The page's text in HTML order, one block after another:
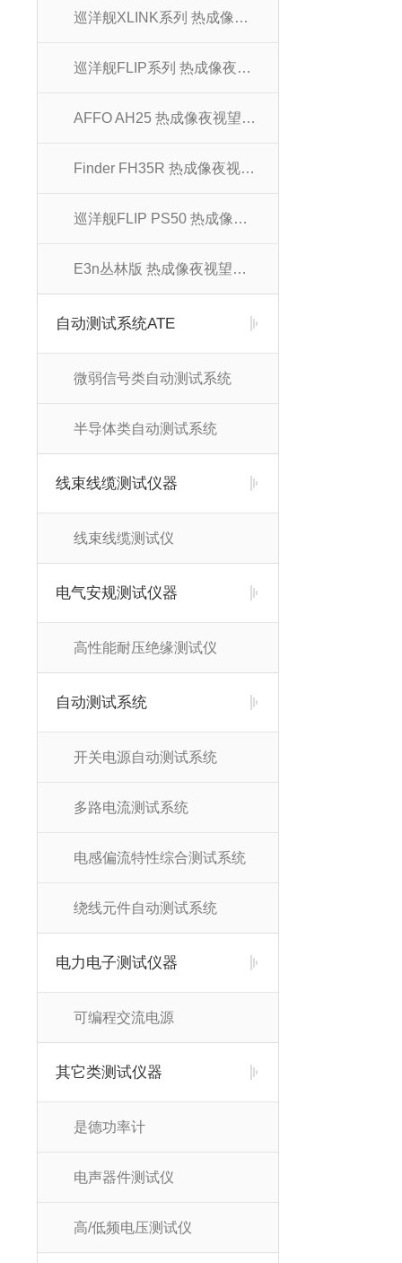
巡洋舰XLINK系列 热成像夜视望远镜
巡洋舰FLIP系列 热成像夜视望远镜
AFFO AH25 热成像夜视望远镜
Finder FH35R 热成像夜视望远镜
巡洋舰FLIP PS50 热成像夜视望远镜
E3n丛林版 热成像夜视望远镜
自动测试系统ATE
微弱信号类自动测试系统
半导体类自动测试系统
线束线缆测试仪器
线束线缆测试仪
电气安规测试仪器
高性能耐压绝缘测试仪
自动测试系统
开关电源自动测试系统
多路电流测试系统
电感偏流特性综合测试系统
绕线元件自动测试系统
电力电子测试仪器
可编程交流电源
其它类测试仪器
是德功率计
电声器件测试仪
高/低频电压测试仪